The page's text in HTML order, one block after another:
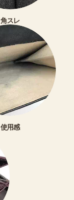
角スレ
使用感